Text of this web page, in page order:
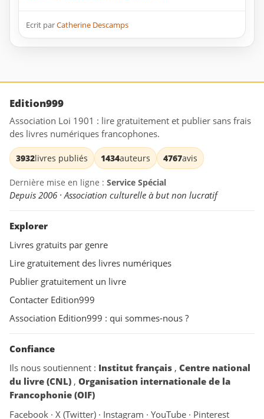
Ecrit parCatherine Descamps
Edition999
Association Loi 1901 : lire gratuitement et publier sans frais
des livres numériques francophones.
3932livres publiés 1434auteurs 4767avis
Dernière mise en ligne : Service Spécial
Depuis 2006 · Association culturelle à but non lucratif
Explorer
Livres gratuits par genre
Lire gratuitement des livres numériques
Publier gratuitement un livre
Contacter Edition999
Association Edition999 : qui sommes-nous ?
Confiance
Ils nous soutiennent : Institut français , Centre national
du livre (CNL) , Organisation internationale de la
Francophonie (OIF)
Facebook · X (Twitter) · Instagram · YouTube · Pinterest